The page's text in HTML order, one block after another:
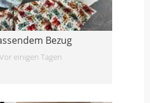
Bezug
Vor einigen Tagen